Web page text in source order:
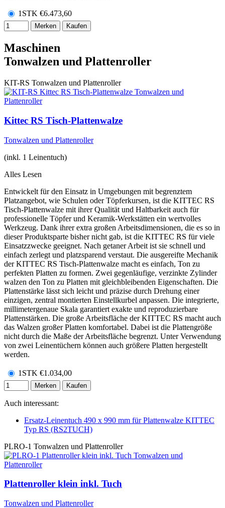
1STK €6.473,60
Merken Kaufen
Maschinen
Tonwalzen und Plattenroller
KIT-RS Tonwalzen und Plattenroller
Kittec RS Tisch-Plattenwalze
Tonwalzen und Plattenroller
(inkl. 1 Leinentuch)
Alles Lesen
Entwickelt für den Einsatz in Umgebungen mit begrenztem
Platzangebot, wie Schulen oder Töpferkursen, ist die KITTEC RS
Tisch-Plattenwalze mit ihrer Qualität und Haltbarkeit auch für
professionelle Töpfer und Keramik-Werkstätten ein wertvolles
Werkzeug. Dank ihrer extra großen Arbeitsdimensionen, die es so in
dieser Produktsparte bisher nicht gab, ist die KITTEC RS für viele
Einsatzzwecke geeignet. Nach getaner Arbeit ist sie schnell und
einfach zerlegt und platzsparend verstaut. Die ausgereifte Mechanik
der KITTEC RS Tisch-Plattenwalze macht es einfach, Ton zu
perfekten Platten zu formen. Zwei gegenläufige, verzinkte Zylinder
walzen den Ton zu Platten mit gleichbleibenden Eigenschaften. Die
Plattenstärke lässt sich leicht und präzise durch Drehung einer
einzigen, zentral montierten Einstellkurbel anpassen. Die integrierte,
millimetergenaue Skala garantiert exakte und reproduzierbare
Plattenstärken. Die große Arbeitsfläche der KITTEC RS macht auch
das Walzen großer Platten komfortabel. Dabei ist die Plattengröße
nicht durch die Maße der Arbeitsfläche begrenzt. Unter Verwendung
von zwei Leinentüchern können auch größere Platten hergestellt
werden.
1STK €1.034,00
Merken Kaufen
Auch interessant:
Ersatz-Leinentuch 490 x 990 mm für Plattenwalze KITTEC
Typ RS (RS2TUCH)
PLRO-1 Tonwalzen und Plattenroller
Plattenroller klein inkl. Tuch
Tonwalzen und Plattenroller